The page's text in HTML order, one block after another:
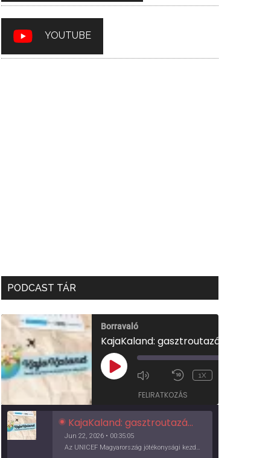
YOUTUBE
PODCAST TÁR
Borravaló
PLAY
EPISODE
1X
FELIRATKOZÁS
KajaKaland: gasztroutazás a föld körül
Jun 22, 2026 • 00:35:05
Az UNICEF Magyarország jótékonysági kezdeményezése izgalmas, egész éves világkörüli ízutazásra hív, igazi családi program és gasztroedukáció, illetve segítség a rászorulóknak is egyben.